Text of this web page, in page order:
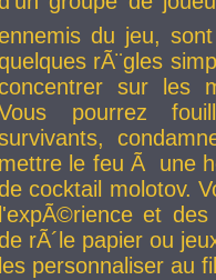
ennemis du jeu,
rÃ¨gles
concentrer sur les
pourrez
mettre le feu Ã une
cocktail molotov.
l'expÃ©rience et
rÃ´le papier ou
les personnaliser au